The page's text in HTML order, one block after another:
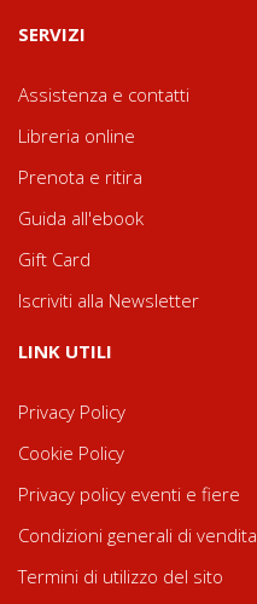
SERVIZI
Assistenza e contatti
Libreria online
Prenota e ritira
Guida all'ebook
Gift Card
Iscriviti alla Newsletter
LINK UTILI
Privacy Policy
Cookie Policy
Privacy policy eventi e fiere
Condizioni generali di vendita
Termini di utilizzo del sito